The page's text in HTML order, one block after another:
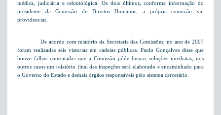
médica, judiciária e odontológica. Os dois últimos, conforme informação do
presidente da Comissão de Direitos Humanos, a própria comissão vai
providenciar.
De acordo com relatório da Secretaria das Comissões, no ano de 2007
foram realizadas seis vistorias em cadeias públicas. Paulo Gonçalves disse que
houve falhas constatadas que a Comissão pôde buscar soluções imediatas, nos
outros casos um relatório final das inspeções será elaborado e encaminhado para
o Governo do Estado e demais órgãos responsáveis pelo sistema carcerário.